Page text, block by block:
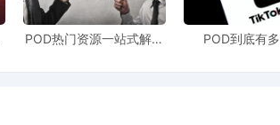
POD热门资源一站式解决
POD到底有